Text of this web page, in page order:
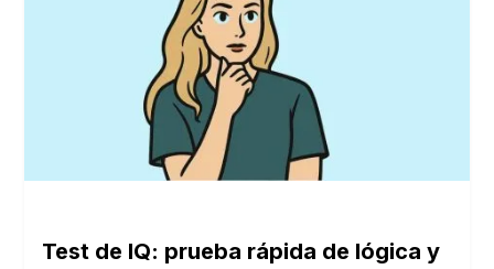
Test de IQ: prueba rápida de lógica y